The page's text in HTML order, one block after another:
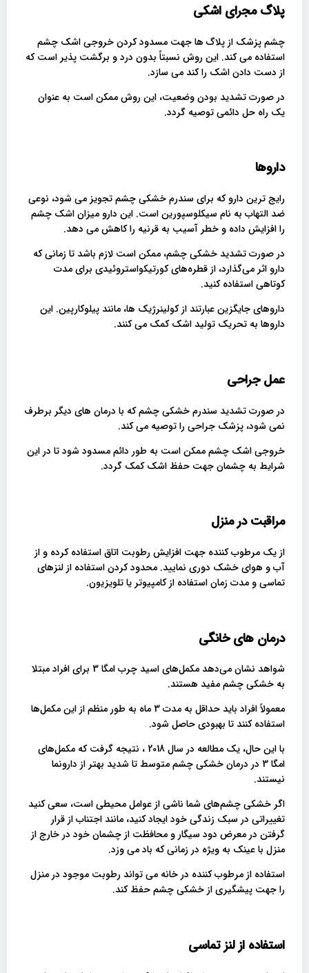
پلاگ مجرای اشکی
چشم پزشک از پلاگ ها جهت مسدود کردن خروجی اشک چشم
استفاده می کند. این روش نسبتاً بدون درد و برگشت پذیر است که
از دست دادن اشک را کند می سازد.
در صورت تشدید بودن وضعیت، این روش ممکن است به عنوان
یک راه حل دائمی توصیه گردد.
داروها
رایج ترین دارو که برای سندرم خشکی چشم تجویز می شود، نوعی
ضد التهاب به نام سیکلوسپورین است. این دارو میزان اشک چشم
را افزایش داده و خطر آسیب به قرنیه را کاهش می دهد.
در صورت تشدید خشکی چشم، ممکن است لازم باشد تا زمانی که
دارو اثر می‌گذارد، از قطره‌های کورتیکواستروئیدی برای مدت
کوتاهی استفاده کنید.
داروهای جایگزین عبارتند از کولینرژیک ها، مانند پیلوکارپین. این
داروها به تحریک تولید اشک کمک می کنند.
عمل جراحی
در صورت تشدید سندرم خشکی چشم که با درمان های دیگر برطرف
نمی شود، پزشک جراحی را توصیه می کند.
خروجی اشک چشم‌ ممکن است به‌ طور دائم مسدود شود تا در این
شرایط به چشمان جهت حفظ اشک کمک گردد.
مراقبت در منزل
از یک مرطوب کننده جهت افزایش رطوبت اتاق استفاده کرده و از
آب و هوای خشک دوری نمایید. محدود کردن استفاده از لنزهای
تماسی و مدت زمان استفاده از کامپیوتر یا تلویزیون.
درمان های خانگی
شواهد نشان می‌دهد مکمل‌های اسید چرب امگا 3 برای افراد مبتلا
به خشکی چشم مفید هستند.
معمولاً افراد باید حداقل به مدت 3 ماه به طور منظم از این مکمل‌ها
استفاده کنند تا بهبودی حاصل شود.
با این حال، یک مطالعه در سال 2018 ، نتیجه گرفت که مکمل‌های
امگا 3 در درمان خشکی چشم متوسط ​​تا شدید بهتر از دارونما
نیستند.
اگر خشکی چشم‌های شما ناشی از عوامل محیطی است، سعی کنید
تغییراتی در سبک زندگی خود ایجاد کنید، مانند اجتناب از قرار
گرفتن در معرض دود سیگار و محافظت از چشمان خود در خارج از
منزل با عینک به ویژه در زمانی که باد می وزد.
استفاده از مرطوب کننده در خانه می تواند رطوبت موجود در منزل
را جهت پیشگیری از خشکی چشم حفظ کند.
استفاده از لنز تماسی